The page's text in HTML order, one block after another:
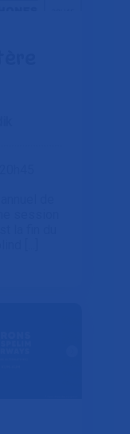
de
session
la fin du
[...]